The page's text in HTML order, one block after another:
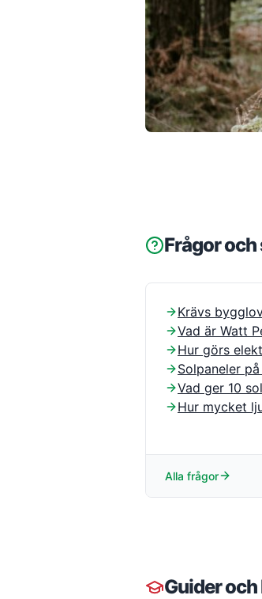
Frågor och
Krävs
Vad är Watt
Hur görs
Solpaneler
Vad ger 10
Hur mycket
Alla frågor
Guider